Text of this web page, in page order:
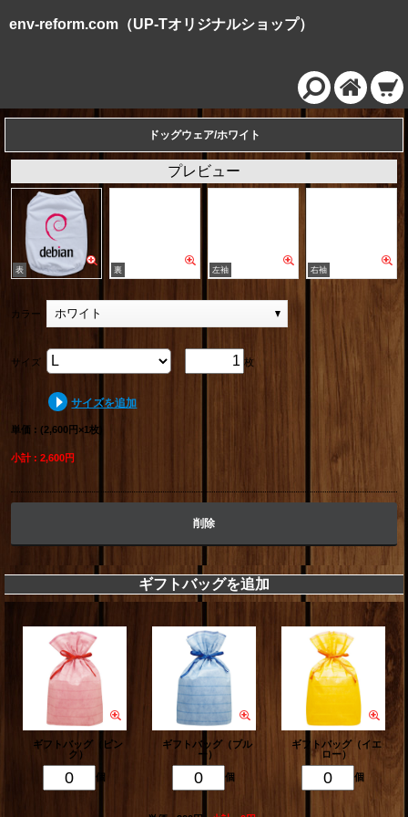
env-reform.com（UP-Tオリジナルショップ）
ドッグウェア/ホワイト
プレビュー
カラー ホワイト
枚
サイズ
サイズを追加
単価 : (2,600円×1枚)
小計 : 2,600円
削除
ギフトバッグを追加
ギフトバッグ（ピン
ク）
個
ギフトバッグ（ブル
ー）
個
ギフトバッグ（イエ
ロー）
個